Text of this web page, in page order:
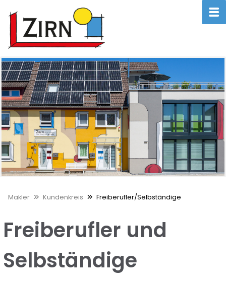
Makler Kundenkreis Freiberufler/Selbständige
Freiberufler und
Selbständige